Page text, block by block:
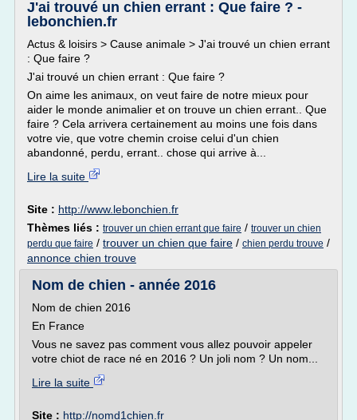
J'ai trouvé un chien errant : Que faire ? -
lebonchien.fr
Actus & loisirs > Cause animale > J'ai trouvé un chien errant
: Que faire ?
J'ai trouvé un chien errant : Que faire ?
On aime les animaux, on veut faire de notre mieux pour
aider le monde animalier et on trouve un chien errant.. Que
faire ? Cela arrivera certainement au moins une fois dans
votre vie, que votre chemin croise celui d'un chien
abandonné, perdu, errant.. chose qui arrive à...
Lire la suite
Site : http://www.lebonchien.fr
Thèmes liés : trouver un chien errant que faire / trouver un chien
perdu que faire / trouver un chien que faire / chien perdu trouve /
annonce chien trouve
Nom de chien - année 2016
Nom de chien 2016
En France
Vous ne savez pas comment vous allez pouvoir appeler
votre chiot de race né en 2016 ? Un joli nom ? Un nom...
Lire la suite
Site : http://nomd1chien.fr